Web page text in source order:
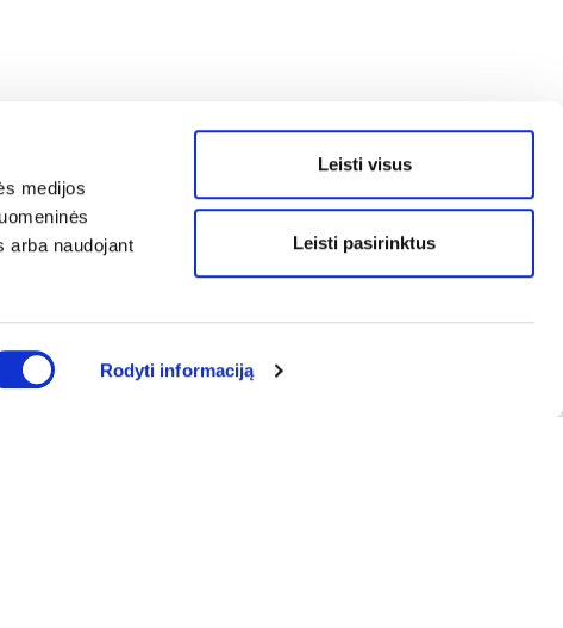
medijos
arba naudojant
Rodyti informaciją
Leisti visus
Leisti pasirinktus